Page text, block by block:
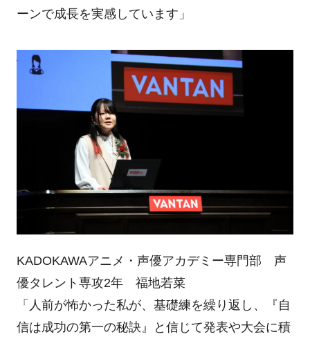
ーンで成長を実感しています」
KADOKAWAアニメ・声優アカデミー専門部 声
優タレント専攻2年 福地若菜
「人前が怖かった私が、基礎練を繰り返し、『自
信は成功の第一の秘訣』と信じて発表や大会に積